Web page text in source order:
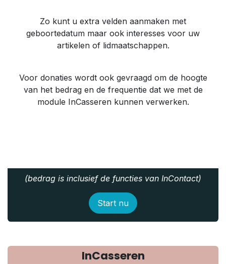
Zo kunt u extra velden aanmaken met
geboortedatum maar ook interesses voor uw
artikelen of lidmaatschappen.
Voor donaties wordt ook gevraagd om de hoogte
van het bedrag en de frequentie dat we met de
module InCasseren kunnen verwerken.
(bedrag is inclusief de functies van InContact)
Start nu
InCasseren